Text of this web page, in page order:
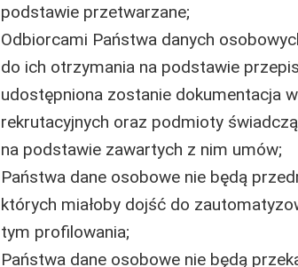
podstawie przetwarzane;
Odbiorcami Państwa danych
do ich otrzymania na podstawie
udostępniona zostanie dokumentacja
rekrutacyjnych oraz podmioty
na podstawie zawartych z nim umów;
Państwa dane osobowe nie będą
których miałoby dojść do
tym profilowania;
Państwa dane osobowe nie będą